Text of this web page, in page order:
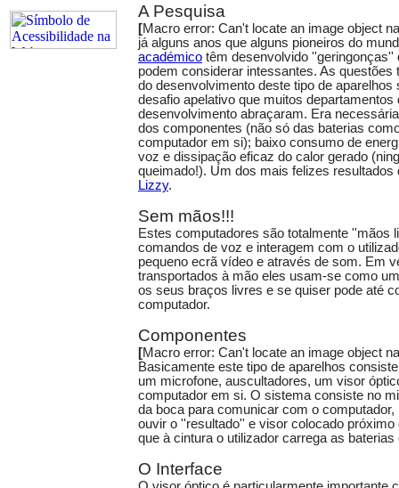
A Pesquisa
[Macro error: Can't locate an image object
já alguns anos que alguns pioneiros do
académico têm desenvolvido ''geringonças''
podem considerar intessantes. As questões
do desenvolvimento deste tipo de aparelhos
desafio apelativo que muitos departamentos
desenvolvimento abraçaram. Era
dos componentes (não só das baterias
computador em si); baixo consumo de
voz e dissipação eficaz do calor gerado
queimado!). Um dos mais felizes resultados
Lizzy.
Sem mãos!!!
Estes computadores são totalmente ''mãos
comandos de voz e interagem com o
pequeno ecrã vídeo e através de som. Em
transportados à mão eles usam-se como
os seus braços livres e se quiser pode até
computador.
Componentes
[Macro error: Can't locate an image object
Basicamente este tipo de aparelhos
um microfone, auscultadores, um visor
computador em si. O sistema consiste no
da boca para comunicar com o
ouvir o ''resultado'' e visor colocado
que à cintura o utilizador carrega as baterias
O Interface